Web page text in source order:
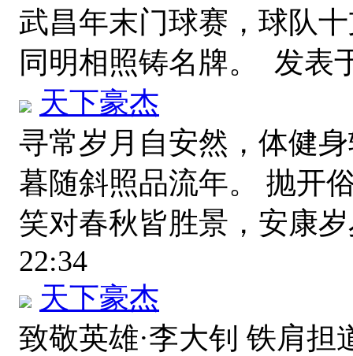
武昌年末门球赛，球队
同明相照铸名牌。 发表
天下豪杰
寻常岁月自安然，体健
暮随斜照品流年。 抛开
笑对春秋皆胜景，安康
22:34
天下豪杰
致敬英雄·李大钊 铁肩